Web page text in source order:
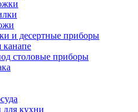
и десертные приборы
столовые приборы
кухни